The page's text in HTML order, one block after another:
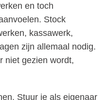
en toch
Stock
kassawerk,
zijn allemaal nodig.
niet gezien wordt,
Stuur je als eigenaar